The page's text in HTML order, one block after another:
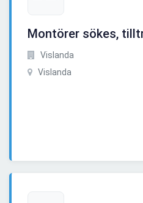
Montörer sökes,
Vislanda
Vislanda